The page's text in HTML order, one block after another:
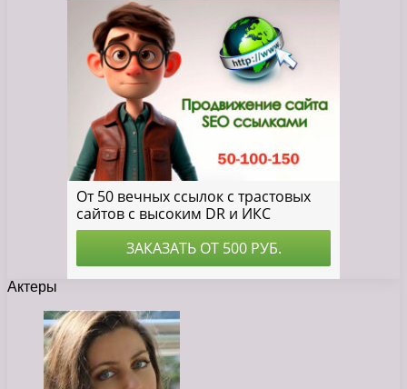
Актеры